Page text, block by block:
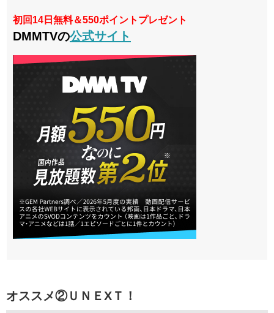
初回14日無料＆550ポイントプレゼント
DMMTVの公式サイト
オススメ②ＵＮＥXＴ！